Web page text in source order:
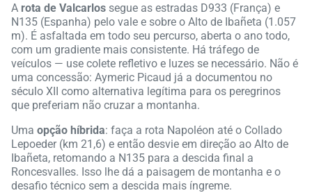
A rota de Valcarlos segue as estradas D933 (França) e
N135 (Espanha) pelo vale e sobre o Alto de Ibañeta (1.057
m). É asfaltada em todo seu percurso, aberta o ano todo,
com um gradiente mais consistente. Há tráfego de
veículos — use colete refletivo e luzes se necessário. Não é
uma concessão: Aymeric Picaud já a documentou no
século XII como alternativa legítima para os peregrinos
que preferiam não cruzar a montanha.
Uma opção híbrida: faça a rota Napoléon até o Collado
Lepoeder (km 21,6) e então desvie em direção ao Alto de
Ibañeta, retomando a N135 para a descida final a
Roncesvalles. Isso lhe dá a paisagem de montanha e o
desafio técnico sem a descida mais íngreme.